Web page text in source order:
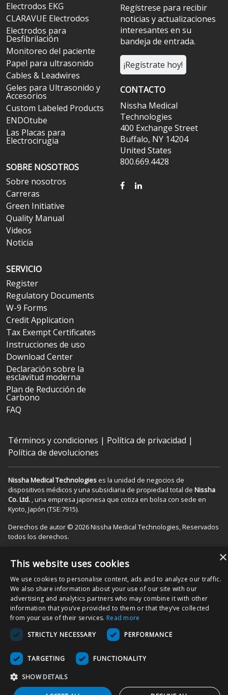
Electrodos EKG
CLARAVUE Electrodos
Electrodos para
Desfibrilación
Monitoreo del paciente
Papel para ultrasonido
Cables & Leadwires
Geles para Ultrasonido y
Accesorios
Custom Labeled Products
ENDOtube
Las Placas para
Electrocirugia
SOBRE NOSOTROS
Sobre nosotros
Carreras
Green Initiative
Quality Manual
Videos
Noticia
SERVICIO
Register
Regulatory Documents
W-9 Forms
Credit Application
Tax Exempt Certificates
Instrucciones de uso
Download Center
Declaración sobre la
esclavitud moderna
Plan de Reducción de
Carbono
FAQ
Regístrese para recibir
noticias y actualizaciones
interesantes en su
bandeja de entrada.
¡Regístrate hoy!
CONTACTO
Nissha Medical
Technologies
400 Exchange Street
Buffalo, NY 14204
United States
800.669.4428
FACEBOOK
LINKEDIN
Términos y condiciones | Política de privacidad |
Política de devoluciones
Nissha Medical Technologies es la unidad de negocios de
dispositivos médicos y una subsidiaria de propiedad total de Nissha
Co. Ltd. , una empresa japonesa que cotiza en bolsa con sede en
Kyoto, Japón (TSE:7915).
Derechos de autor © 2026 Nissha Medical Technologies, Reservados
todos los derechos.
Al solicitar productos en este sitio, usted reconoce que los productos
destinados a ser utilizados como dispositivo médico en los entornos
adecuados de atención al paciente. También acepta utilizar el
producto según lo especificado en las Instrucciones de uso (DFU) tal
como se indica en el embalaje y/o los prospectos del producto
asociado, y acepta que se seguirán las DFU para garantizar el uso y la
funcionalidad adecuados del Producto.
×
This website uses cookies
We use cookies to personalise content, ads and to analyze our traffic.
We also share information about your use of our site with our
advertising and analytics partners who may combine it with other
information that you’ve provided to them or that they’ve collected
from your use of their services. Read more
STRICTLY NECESSARY
PERFORMANCE
TARGETING FUNCTIONALITY
SHOW DETAILS